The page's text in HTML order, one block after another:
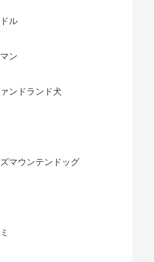
ル
ン
ンドランド犬
マウンテンドッグ